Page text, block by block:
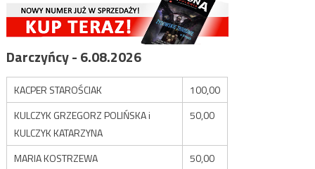
Darczyńcy - 6.08.2026
KACPER STAROŚCIAK
100,00
KULCZYK GRZEGORZ POLIŃSKA i
KULCZYK KATARZYNA
50,00
MARIA KOSTRZEWA
50,00